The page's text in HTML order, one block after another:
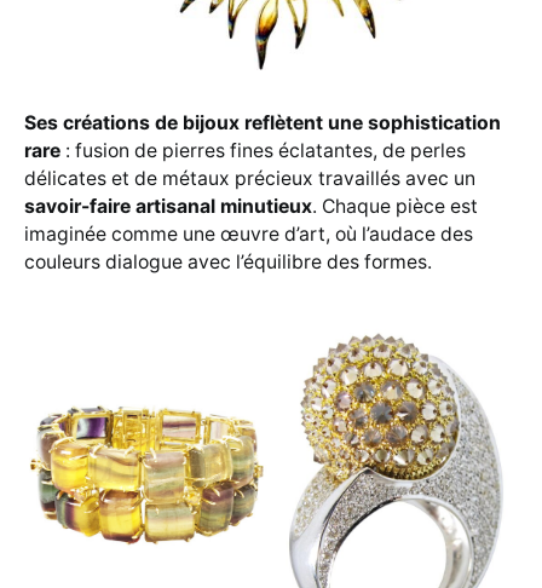
Ses créations de bijoux reflètent une sophistication
rare : fusion de pierres fines éclatantes, de perles
délicates et de métaux précieux travaillés avec un
savoir-faire artisanal minutieux. Chaque pièce est
imaginée comme une œuvre d’art, où l’audace des
couleurs dialogue avec l’équilibre des formes.